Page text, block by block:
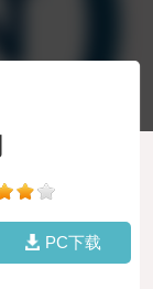
PC下载